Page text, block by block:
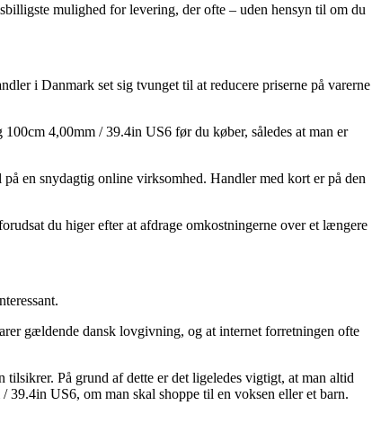
mulighed for levering, der ofte – uden hensyn til om du
i Danmark set sig tvunget til at reducere priserne på varerne
4,00mm / 39.4in US6 før du køber, således at man er
en snydagtig online virksomhed. Handler med kort er på den
du higer efter at afdrage omkostningerne over et længere
gældende dansk lovgivning, og at internet forretningen ofte
På grund af dette er det ligeledes vigtigt, at man altid
US6, om man skal shoppe til en voksen eller et barn.